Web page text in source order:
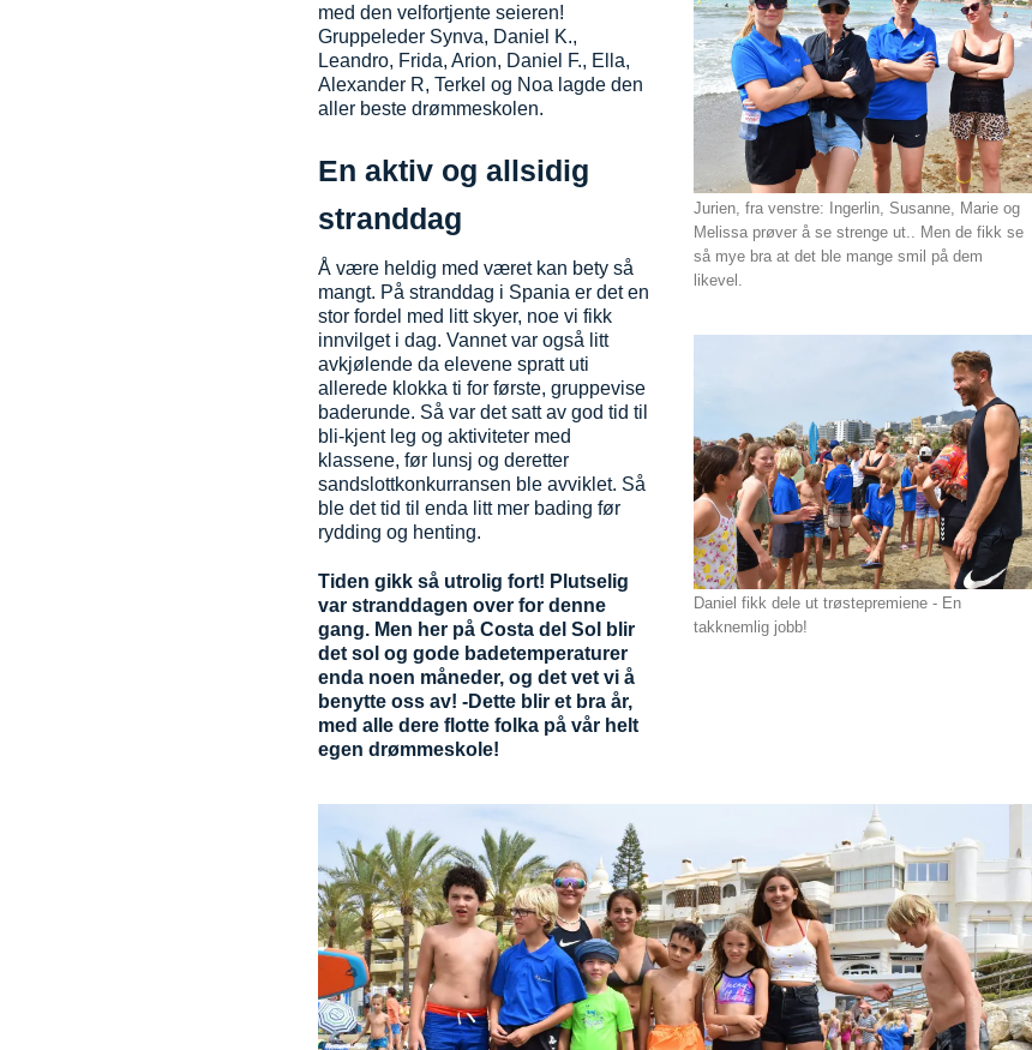
med den velfortjente seieren!
Gruppeleder Synva, Daniel K.,
Leandro, Frida, Arion, Daniel F., Ella,
Alexander R, Terkel og Noa lagde den
aller beste drømmeskolen.
En aktiv og allsidig
stranddag
Å være heldig med været kan bety så
mangt. På stranddag i Spania er det en
stor fordel med litt skyer, noe vi fikk
innvilget i dag. Vannet var også litt
avkjølende da elevene spratt uti
allerede klokka ti for første, gruppevise
baderunde. Så var det satt av god tid til
bli-kjent leg og aktiviteter med
klassene, før lunsj og deretter
sandslottkonkurransen ble avviklet. Så
ble det tid til enda litt mer bading før
rydding og henting.
Tiden gikk så utrolig fort! Plutselig
var stranddagen over for denne
gang. Men her på Costa del Sol blir
det sol og gode badetemperaturer
enda noen måneder, og det vet vi å
benytte oss av! -Dette blir et bra år,
med alle dere flotte folka på vår helt
egen drømmeskole!
Jurien, fra venstre: Ingerlin, Susanne, Marie og
Melissa prøver å se strenge ut.. Men de fikk se
så mye bra at det ble mange smil på dem
likevel.
Daniel fikk dele ut trøstepremiene - En
takknemlig jobb!